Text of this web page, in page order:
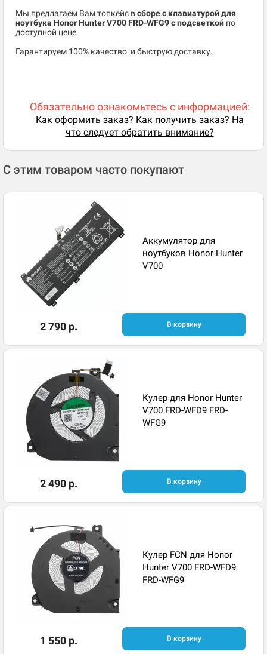
Мы предлагаем Вам топкейс всборе с клавиатурой для
ноутбука Honor Hunter V700 FRD-WFG9с подсветкой по
доступной цене.
​Гарантируем 100% качество и быструю доставку.
Обязательно ознакомьтесь с информацией:
Как оформить заказ? Как получить заказ? На
что следует обратить внимание?
С этим товаром часто покупают
Аккумулятор для
ноутбуков Honor Hunter
V700
2 790 р. В корзину
Кулер для Honor Hunter
V700 FRD-WFD9 FRD-
WFG9
2 490 р. В корзину
Кулер FCN для Honor
Hunter V700 FRD-WFD9
FRD-WFG9
1 550 р. В корзину